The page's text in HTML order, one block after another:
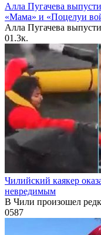
Алла Пугачева
«Мама» и «Поцелуи
Алла Пугачева
01.3к.
Чилийский каякер
невредимым
В Чили произошел
0587